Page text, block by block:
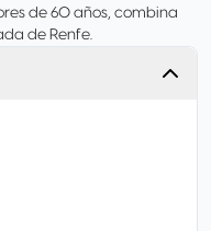
de 60 años, combina
de Renfe.